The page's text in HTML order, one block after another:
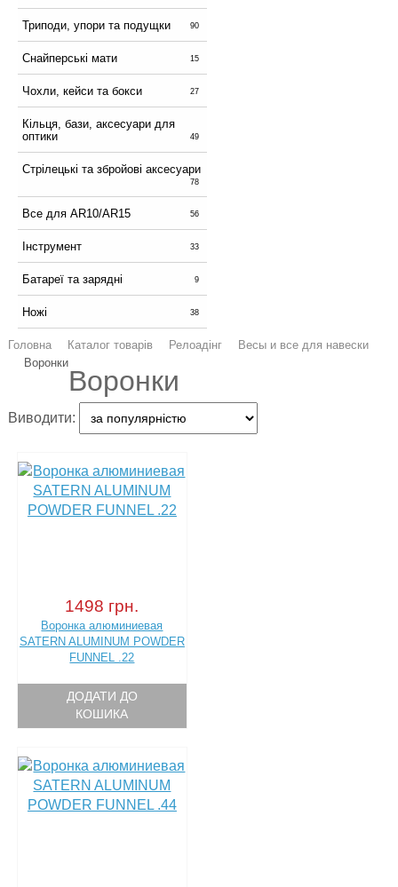
Триподи, упори та подущки 90
Снайперські мати 15
Чохли, кейси та бокси 27
Кільця, бази, аксесуари для
оптики
49
Стрілецькі та збройові аксесуари
78
Все для AR10/AR15 56
Інструмент 33
Батареї та зарядні 9
Ножі 38
Головна Каталог товарів Релоадінг
Весы и все для навески
Воронки
Воронки
Виводити:
1498 грн.
Воронка алюминиевая
SATERN ALUMINUM POWDER
FUNNEL .22
ДОДАТИ ДО
КОШИКА